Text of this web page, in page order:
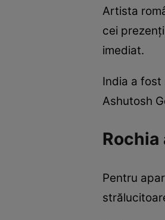
Artista
cei
imediat.
India a
Ashutosh
Pentru